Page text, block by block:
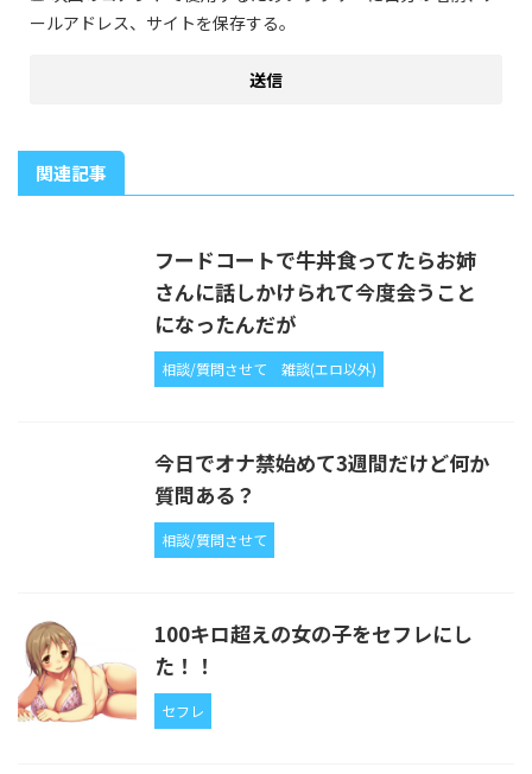
ールアドレス、サイトを保存する。
関連記事
フードコートで牛丼食ってたらお姉
さんに話しかけられて今度会うこと
になったんだが
相談/質問させて 雑談(エロ以外)
今日でオナ禁始めて3週間だけど何か
質問ある？
相談/質問させて
100キロ超えの女の子をセフレにし
た！！
セフレ